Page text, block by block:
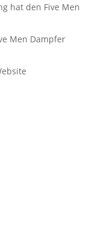
hat den Five Men
Men Dampfer